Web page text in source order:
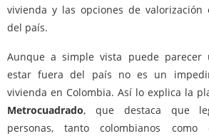
vivienda y las opciones de valorización
del país.
Aunque a simple vista puede parecer
estar fuera del país no es un
vivienda en Colombia. Así lo explica la
Metrocuadrado, que destaca que
personas, tanto colombianos como